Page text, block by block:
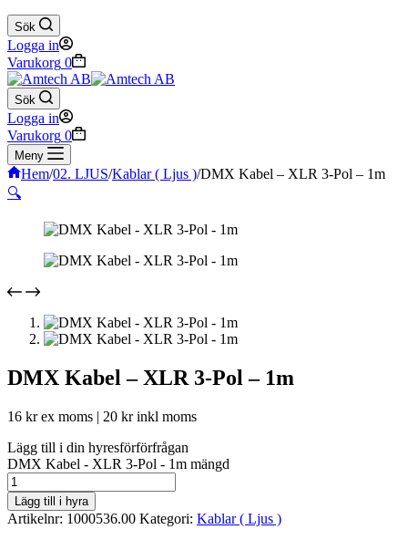
Sök
Logga in
Varukorg 0
Sök
Logga in
Varukorg 0
Meny
Hem/02. LJUS/Kablar ( Ljus )/DMX Kabel – XLR 3-Pol – 1m
🔍
DMX Kabel – XLR 3-Pol – 1m
16 krex moms | 20 krinkl moms
Lägg till i din hyresförförfrågan
DMX Kabel - XLR 3-Pol - 1m mängd
Lägg till i hyra
Artikelnr: 1000536.00 Kategori: Kablar ( Ljus )